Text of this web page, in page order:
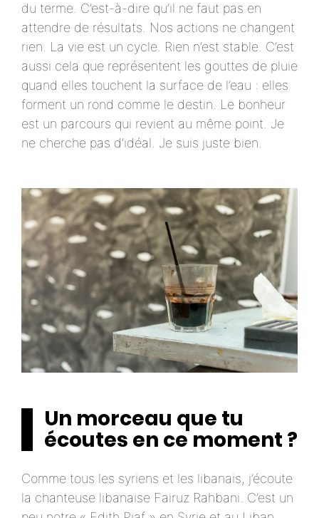
du terme. C’est-à-dire qu’il ne faut pas en
attendre de résultats. Nos actions ne changent
rien. La vie est un cycle. Rien n’est stable. C’est
aussi cela que représentent les gouttes de pluie
quand elles touchent la surface de l’eau : elles
forment un rond comme le destin. Le bonheur
est un parcours qui revient au même point. Je
ne cherche pas d’idéal. Je suis juste bien.
Un morceau que tu
écoutes en ce moment ?
Comme tous les syriens et les libanais, j’écoute
la chanteuse libanaise Fairuz Rahbani. C’est un